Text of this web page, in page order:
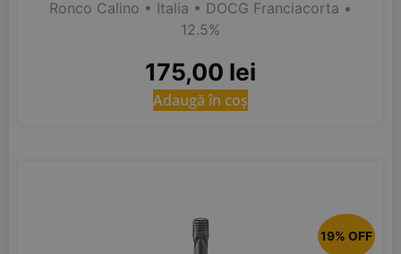
Ronco Calino • Italia • DOCG Franciacorta •
12.5%
175,00 lei
Adaugă în coș
19% OFF